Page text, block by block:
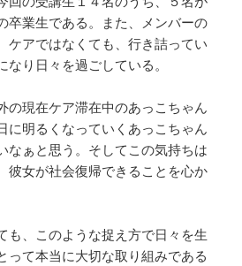
卒業生である。また、メンバーの
ケアではなくても、行き詰ってい
り日々を過ごしている。
の現在ケア滞在中のあっこちゃん
に明るくなっていくあっこちゃん
なぁと思う。そしてこの気持ちは
彼女が社会復帰できることを心か
も、このような捉え方で日々を生
って本当に大切な取り組みである